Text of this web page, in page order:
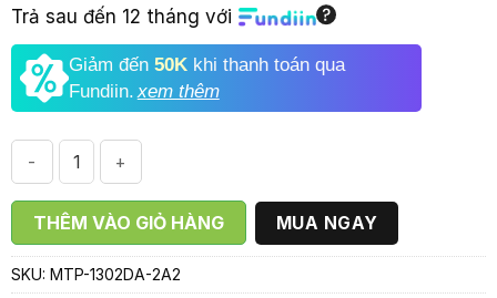
Trả sau đến 12 tháng với
Giảm đến 50K khi thanh toán qua
Fundiin.xem thêm
CASIO MTP-1302DA-2A2 || VÂN ĐÁ ICE BLUE số lượng
THÊM VÀO GIỎ HÀNG MUA NGAY
SKU: MTP-1302DA-2A2